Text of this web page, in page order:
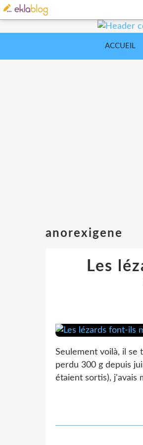
ACCUEIL
anorexigene
Les
Seulement voilà, il se
perdu 300 g depuis
étaient sortis), j'avais